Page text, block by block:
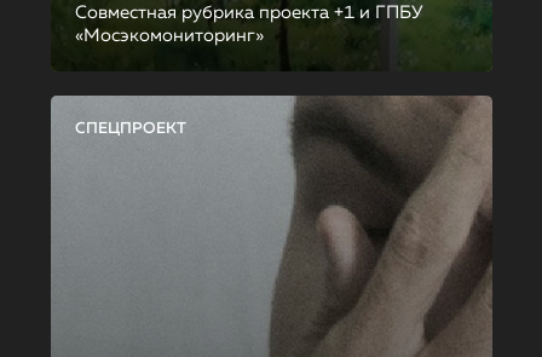
Совместная рубрика проекта +1 и ГПБУ
«Мосэкомониторинг»
СПЕЦПРОЕКТ